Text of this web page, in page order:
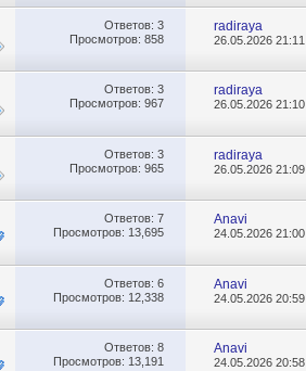
Ответов: 3
Просмотров: 858
radiraya
26.05.202621:11
Ответов: 3
Просмотров: 967
radiraya
26.05.202621:10
Ответов: 3
Просмотров: 965
radiraya
26.05.202621:09
Ответов: 7
Просмотров: 13,695
Anavi
24.05.202621:00
Ответов: 6
Просмотров: 12,338
Anavi
24.05.202620:59
Ответов: 8
Просмотров: 13,191
Anavi
24.05.202620:58